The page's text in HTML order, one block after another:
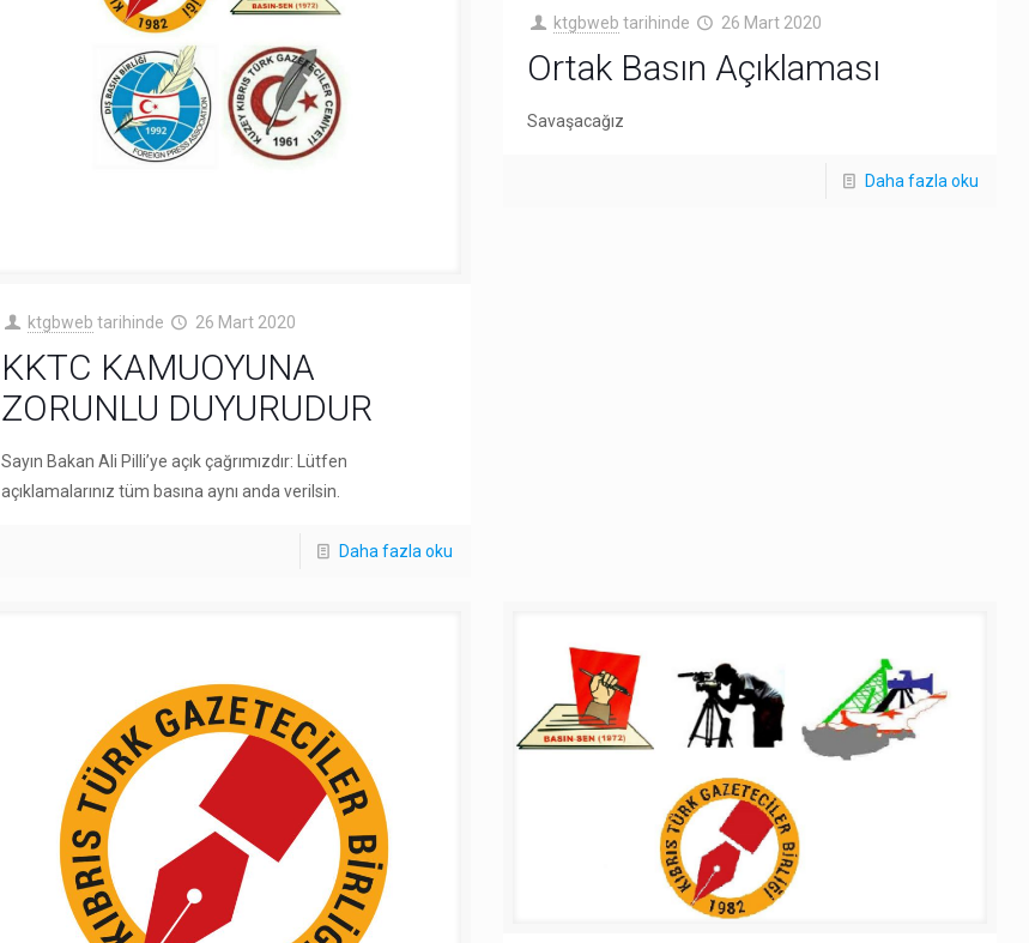
ktgbweb tarihinde 26 Mart 2020
KKTC KAMUOYUNA
ZORUNLU DUYURUDUR
Sayın Bakan Ali Pilli’ye açık çağrımızdır: Lütfen
açıklamalarınız tüm basına aynı anda verilsin.
Daha fazla oku
ktgbweb tarihinde 26 Mart 2020
Ortak Basın Açıklaması
Savaşacağız
Daha fazla oku